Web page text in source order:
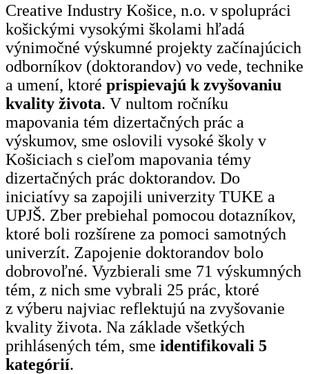
Creative Industry Košice, n.o. v spolupráci
košickými vysokými školami hľadá
výnimočné výskumné projekty začínajúcich
odborníkov (doktorandov) vo vede, technike
a umení, ktoré prispievajú k zvyšovaniu
kvality života. V nultom ročníku
mapovania tém dizertačných prác a
výskumov, sme oslovili vysoké školy v
Košiciach s cieľom mapovania témy
dizertačných prác doktorandov. Do
iniciatívy sa zapojili univerzity TUKE a
UPJŠ. Zber prebiehal pomocou dotazníkov,
ktoré boli rozšírene za pomoci samotných
univerzít. Zapojenie doktorandov bolo
dobrovoľné. Vyzbierali sme 71 výskumných
tém, z nich sme vybrali 25 prác, ktoré
z výberu najviac reflektujú na zvyšovanie
kvality života. Na základe všetkých
prihlásených tém, sme identifikovali 5
kategórií.